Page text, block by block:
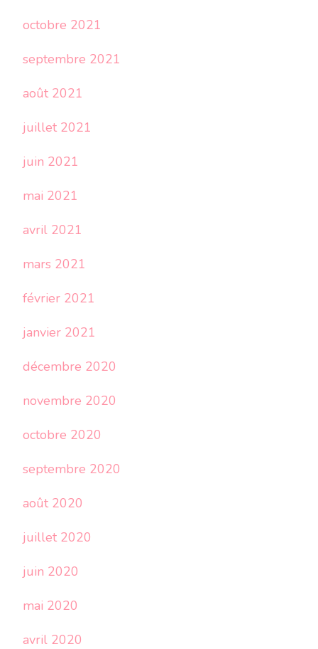
octobre 2021
septembre 2021
août 2021
juillet 2021
juin 2021
mai 2021
avril 2021
mars 2021
février 2021
janvier 2021
décembre 2020
novembre 2020
octobre 2020
septembre 2020
août 2020
juillet 2020
juin 2020
mai 2020
avril 2020